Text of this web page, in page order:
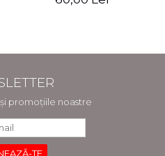
promoțiile noastre